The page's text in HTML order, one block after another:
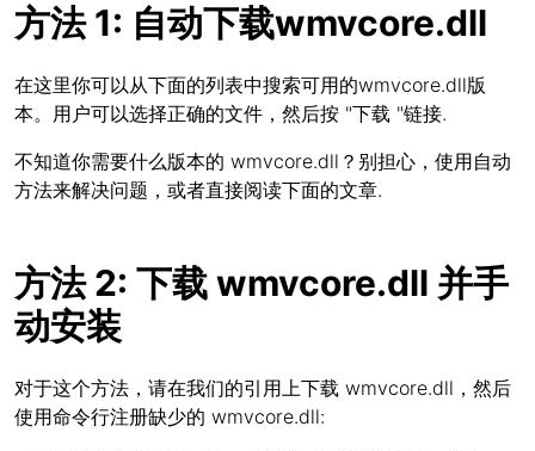
方法 1: 自动下载wmvcore.dll
在这里你可以从下面的列表中搜索可用的wmvcore.dll版
本。用户可以选择正确的文件，然后按 "下载 "链接.
不知道你需要什么版本的 wmvcore.dll？别担心，使用自动
方法来解决问题，或者直接阅读下面的文章.
方法 2: 下载 wmvcore.dll 并手
动安装
对于这个方法，请在我们的引用上下载 wmvcore.dll，然后
使用命令行注册缺少的 wmvcore.dll: